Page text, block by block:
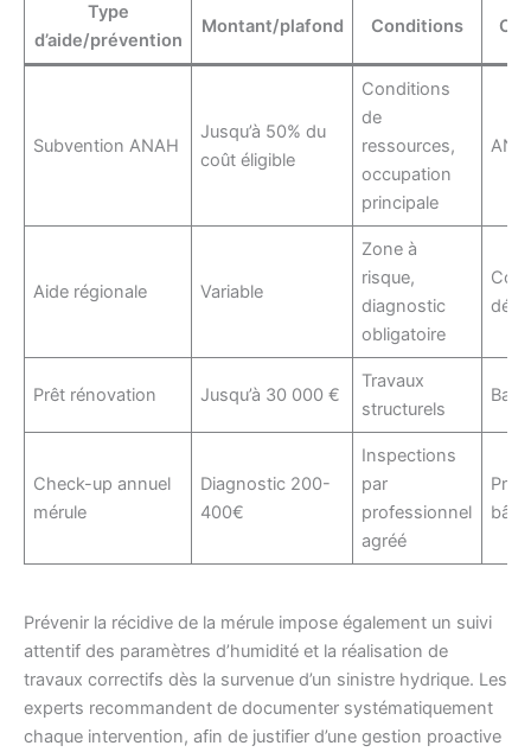
Type
d’aide/prévention
Montant/plafond Conditions
Subvention ANAH
Jusqu’à 50% du
coût éligible
Conditions
de
ressources,
occupation
principale
Aide régionale Variable
Zone à
risque,
diagnostic
obligatoire
Prêt rénovation Jusqu’à 30 000 €
Travaux
structurels
Check-up annuel
mérule
Diagnostic 200-
400€
Inspections
par
professionnel
agréé
Prévenir la récidive de la mérule impose également un suivi
attentif des paramètres d’humidité et la réalisation de
travaux correctifs dès la survenue d’un sinistre hydrique. Les
experts recommandent de documenter systématiquement
chaque intervention, afin de justifier d’une gestion proactive